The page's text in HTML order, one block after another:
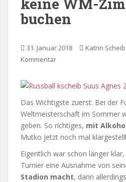
keine WM-
buchen
31. Januar 2018 Katrin Scheib
Kommentar
Das Wichtigste zuerst: Bei der
Weltmeisterschaft im Sommer
geben. So richtiges, mit
Mutko jetzt noch mal
Eigentlich war schon länger
Turnier eine Ausnahme von
Stadion macht, dann